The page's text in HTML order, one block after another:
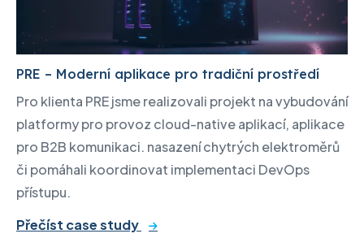
PRE – Moderní aplikace pro tradiční prostředí
Pro klienta PRE jsme realizovali projekt na vybudování
platformy pro provoz cloud-native aplikací, aplikace
pro B2B komunikaci. nasazení chytrých elektroměrů
či pomáhali koordinovat implementaci DevOps
přístupu.
Přečíst case study